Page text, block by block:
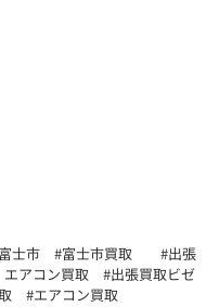
士市 #富士市買取
#出張
アコン買取 #出張買取ビゼ
#エアコン買取